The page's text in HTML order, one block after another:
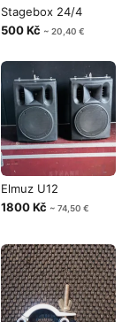
Stagebox 24/4
500 Kč ~ 20,40 €
Elmuz U12
1800 Kč ~ 74,50 €